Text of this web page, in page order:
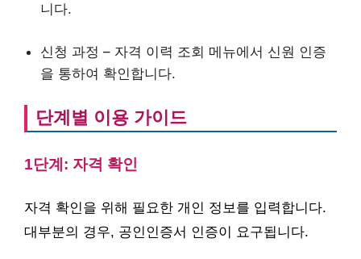
니다.
신청 과정 – 자격 이력 조회 메뉴에서 신원 인증
을 통하여 확인합니다.
단계별 이용 가이드
1단계: 자격 확인
자격 확인을 위해 필요한 개인 정보를 입력합니다.
대부분의 경우, 공인인증서 인증이 요구됩니다.